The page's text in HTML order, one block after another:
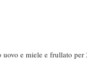
e miele e frullato